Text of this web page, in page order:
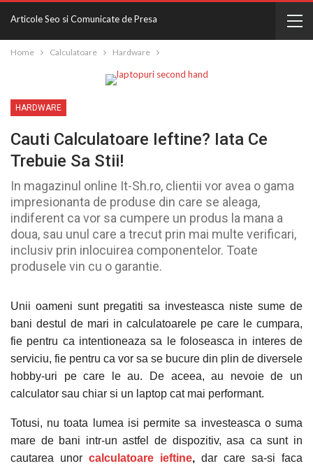
Articole Seo si Comunicate de Presa
Home Calculatoare Hardware
HARDWARE
Cauti Calculatoare Ieftine? Iata Ce
Trebuie Sa Stii!
In magazinul online It-Sh.ro, clientii vor avea o gama
impresionanta de produse din care se aleaga,
indiferent ca vor sa cumpere un produs la mana a
doua, sau unul care a trecut prin mai multe verificari,
inclusiv prin inlocuirea componentelor. Toate
produsele vin cu o garantie.
Unii oameni sunt pregatiti sa investeasca niste sume de
bani destul de mari in calculatoarele pe care le cumpara,
fie pentru ca intentioneaza sa le foloseasca in interes de
serviciu, fie pentru ca vor sa se bucure din plin de diversele
hobby-uri pe care le au. De aceea, au nevoie de un
calculator sau chiar si un laptop cat mai performant.
Totusi, nu toata lumea isi permite sa investeasca o suma
mare de bani intr-un astfel de dispozitiv, asa ca sunt in
cautarea unor calculatoare ieftine, dar care sa-si faca